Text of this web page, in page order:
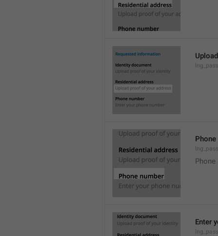
Phone
Phone
Enter